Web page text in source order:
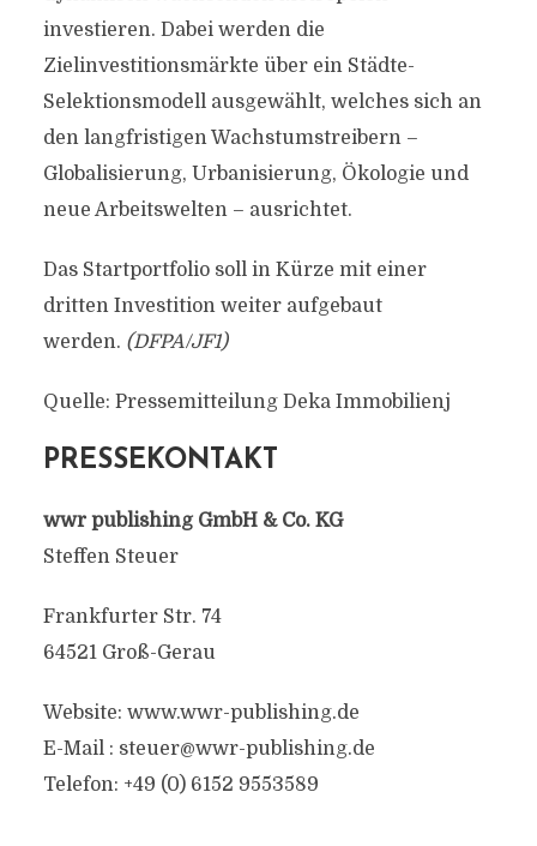
investieren. Dabei werden die
Zielinvestitionsmärkte über ein Städte-
Selektionsmodell ausgewählt, welches sich an
den langfristigen Wachstumstreibern –
Globalisierung, Urbanisierung, Ökologie und
neue Arbeitswelten – ausrichtet.
Das Startportfolio soll in Kürze mit einer
dritten Investition weiter aufgebaut
werden. (DFPA/JF1)
Quelle: Pressemitteilung Deka Immobilienj
PRESSEKONTAKT
wwr publishing GmbH & Co. KG
Steffen Steuer
Frankfurter Str. 74
64521 Groß-Gerau
Website: www.wwr-publishing.de
E-Mail : steuer@wwr-publishing.de
Telefon: +49 (0) 6152 9553589